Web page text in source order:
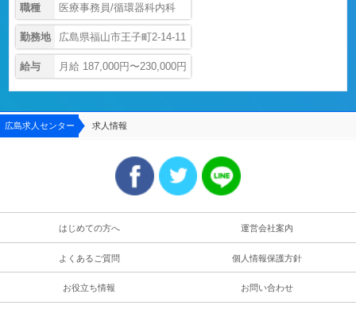
職種 医療事務員/循環器科内科
勤務地 広島県福山市王子町2-14-11
給与 月給 187,000円〜230,000円
広島求人センター 求人情報
はじめての方へ 運営会社案内
よくあるご質問 個人情報保護方針
お役立ち情報 お問い合わせ